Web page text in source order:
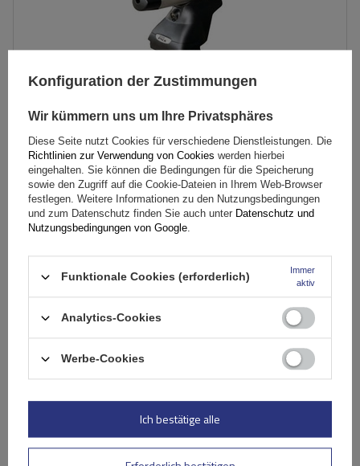
Mont Blanc AMC 5105-A43 Aluminium-Dachgepäckträger
174,89 €inkl. MwSt
In den
Konfiguration der Zustimmungen
Wir kümmern uns um Ihre Privatsphäres
Diese Seite nutzt Cookies für verschiedene Dienstleistungen. Die
Richtlinien zur Verwendung von Cookies werden hierbei
eingehalten. Sie können die Bedingungen für die Speicherung
sowie den Zugriff auf die Cookie-Dateien in Ihrem Web-Browser
festlegen. Weitere Informationen zu den Nutzungsbedingungen
und zum Datenschutz finden Sie auch unter Datenschutz und
Nutzungsbedingungen von Google.
Funktionale Cookies (erforderlich)
Immer
aktiv
Analytics-Cookies
Werbe-Cookies
Ich bestätige alle